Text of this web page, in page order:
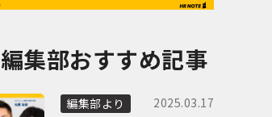
編集部おすすめ記事
編集部より
2025.03.17